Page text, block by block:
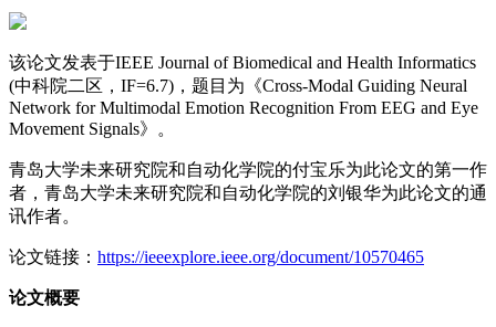
该论文发表于IEEE Journal of Biomedical and Health Informatics
(中科院二区，IF=6.7)，题目为《Cross-Modal Guiding Neural
Network for Multimodal Emotion Recognition From EEG and Eye
Movement Signals》。
青岛大学未来研究院和自动化学院的付宝乐为此论文的第一作
者，青岛大学未来研究院和自动化学院的刘银华为此论文的通
讯作者。
论文链接： https://ieeexplore.ieee.org/document/10570465
论文概要